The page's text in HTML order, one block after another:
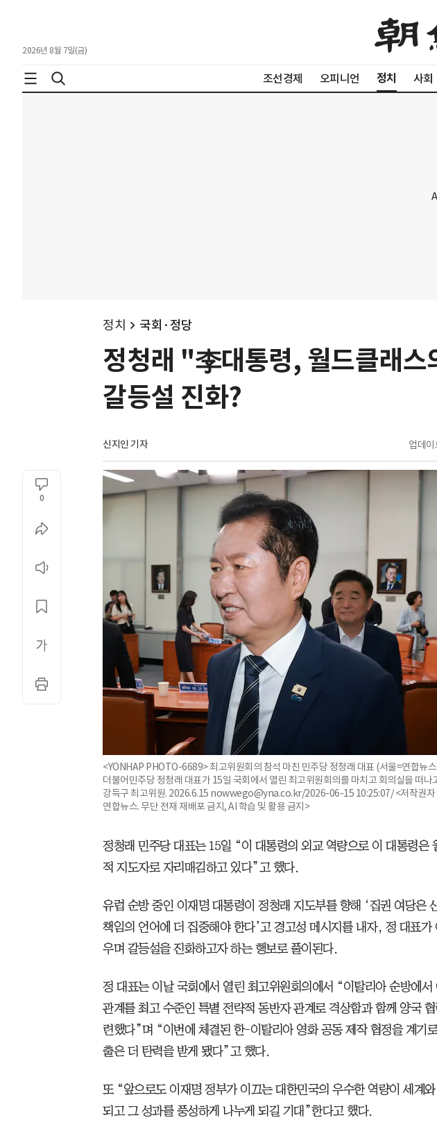
2026년 8월 7일(금)
조선경제 오피니언 정치 사회
정치 국회·정당
정청래 "李대통령, 월드클래
갈등설 진화?
신지인 기자 업데이
0
<YONHAP PHOTO-6689> 최고위원회의 참석 마친 민주당 정청래 대표 (서울=연합뉴
더불어민주당 정청래 대표가 15일 국회에서 열린 최고위원회의를 마치고 회의실을 떠나
강득구 최고위원. 2026.6.15 nowwego@yna.co.kr/2026-06-15 10:25:07/ <저작권
연합뉴스. 무단 전재 재배포 금지, AI 학습 및 활용 금지>
정청래 민주당 대표는 15일 “이 대통령의 외교 역량으로 이 대통령은
적 지도자로 자리매김하고 있다”고 했다.
유럽 순방 중인 이재명 대통령이 정청래 지도부를 향해 ‘집권 여당은
책임의 언어에 더 집중해야 한다’고 경고성 메시지를 내자, 정 대표가
우며 갈등설을 진화하고자 하는 행보로 풀이된다.
정 대표는 이날 국회에서 열린 최고위원회의에서 “이탈리아 순방에서
관계를 최고 수준인 특별 전략적 동반자 관계로 격상함과 함께 양국
련했다”며 “이번에 체결된 한-이탈리아 영화 공동 제작 협정을 계기
출은 더 탄력을 받게 됐다”고 했다.
또 “앞으로도 이재명 정부가 이끄는 대한민국의 우수한 역량이 세계
되고 그 성과를 풍성하게 나누게 되길 기대”한다고 했다.